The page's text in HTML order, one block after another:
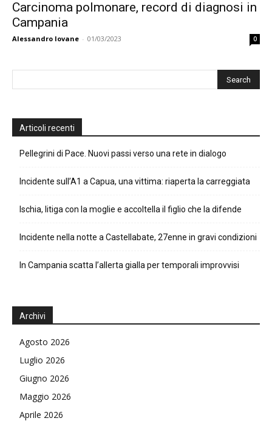
Carcinoma polmonare, record di diagnosi in
Campania
Alessandro Iovane - 01/03/2023 0
Articoli recenti
Pellegrini di Pace. Nuovi passi verso una rete in dialogo
Incidente sull’A1 a Capua, una vittima: riaperta la carreggiata
Ischia, litiga con la moglie e accoltella il figlio che la difende
Incidente nella notte a Castellabate, 27enne in gravi condizioni
In Campania scatta l’allerta gialla per temporali improvvisi
Archivi
Agosto 2026
Luglio 2026
Giugno 2026
Maggio 2026
Aprile 2026